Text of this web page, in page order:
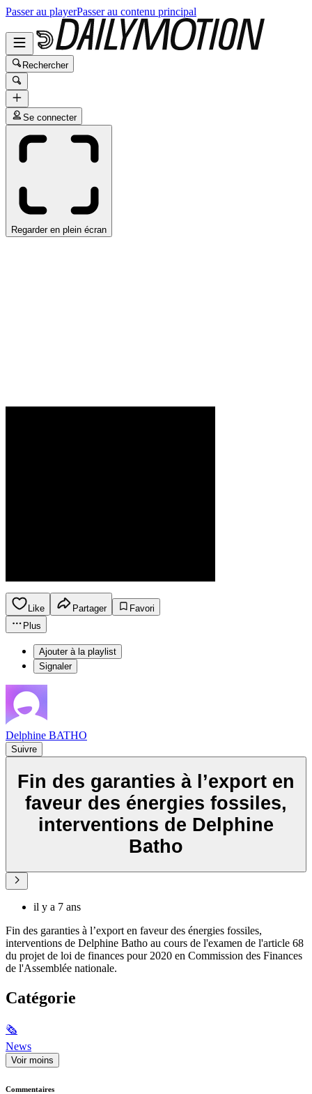
Passer au playerPasser au contenu principal
Rechercher
Se connecter
Regarder en plein écran
Like Partager
Favori
Plus
Ajouter à la playlist
Signaler
Delphine BATHO
Suivre
Fin des garanties à l’export en
faveur des énergies fossiles,
interventions de Delphine
Batho
il y a 7 ans
Fin des garanties à l’export en faveur des énergies fossiles,
interventions de Delphine Batho au cours de l'examen de l'article 68
du projet de loi de finances pour 2020 en Commission des Finances
de l'Assemblée nationale.
Catégorie
🗞
News
Voir moins
Commentaires